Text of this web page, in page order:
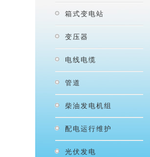
箱式变电站
变压器
电线电缆
管道
柴油发电机组
配电运行维护
光伏发电